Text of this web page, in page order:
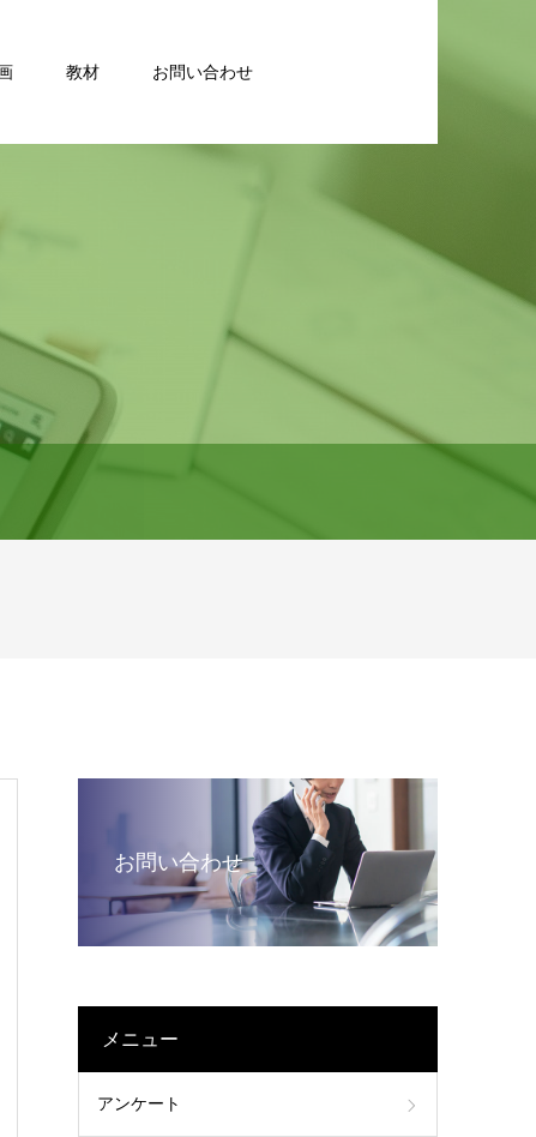
教材 お問い合わせ
お問い合わせ
メニュー
アンケート